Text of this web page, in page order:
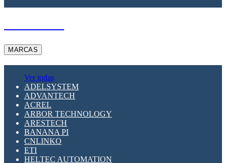
MARCAS
Ver todas
ADELSYSTEM
ADVANTECH
ACREL
ARBOR TECHNOLOGY
ARESTECH
BANANA PI
CNLINKO
ETI
HELTEC AUTOMATION